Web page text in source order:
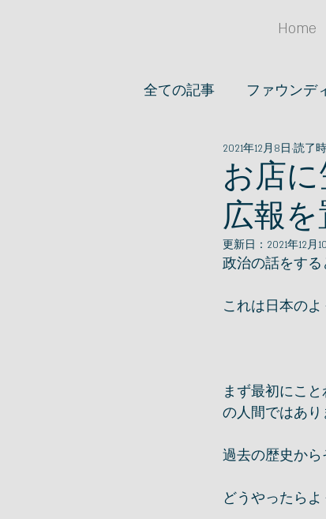
Home
全ての記事 ファウンデ
オススメノオ店 ア
ファッション 文房
お店
広報
2021年12月8日 読了
更新日： 2021年12月
政治の話をす
これは日本のよ
まず最初にこ
の人間ではあり
過去の歴史から
どうやったら